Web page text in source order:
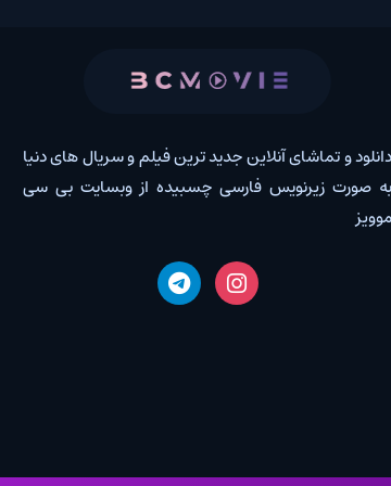
آنلاین جدید ترین فیلم و سریال های دنیا
فارسی چسبیده از وبسایت بی سی